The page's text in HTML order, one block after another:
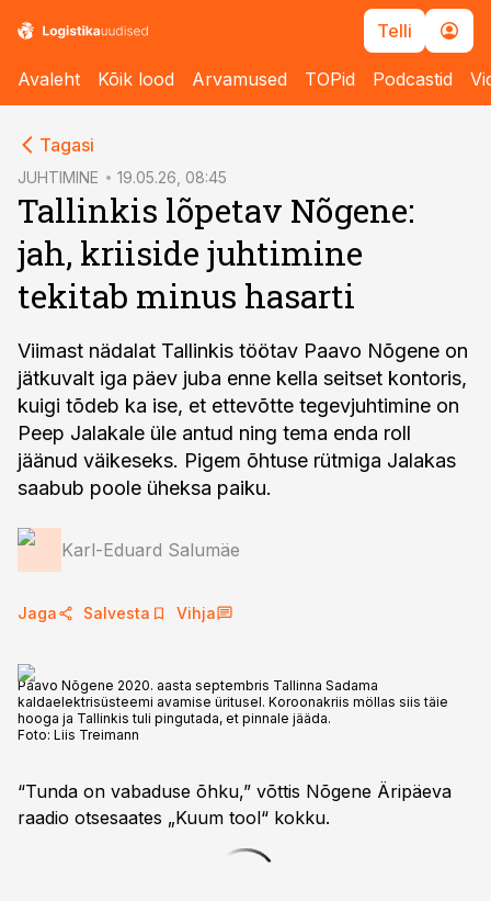
Telli
Avaleht Kõik lood Arvamused TOPid Podcastid
Tagasi
JUHTIMINE 19.05.26, 08:45
Tallinkis lõpetav Nõgene:
jah, kriiside juhtimine
tekitab minus hasarti
Viimast nädalat Tallinkis töötav Paavo Nõgene on
jätkuvalt iga päev juba enne kella seitset kontoris,
kuigi tõdeb ka ise, et ettevõtte tegevjuhtimine on
Peep Jalakale üle antud ning tema enda roll
jäänud väikeseks. Pigem õhtuse rütmiga Jalakas
saabub poole üheksa paiku.
Karl-Eduard Salumäe
Jaga Salvesta Vihja
Paavo Nõgene 2020. aasta septembris Tallinna Sadama
kaldaelektrisüsteemi avamise üritusel. Koroonakriis möllas siis täie
hooga ja Tallinkis tuli pingutada, et pinnale jääda.
Foto: Liis Treimann
“Tunda on vabaduse õhku,” võttis Nõgene Äripäeva
raadio otsesaates „Kuum tool“ kokku.